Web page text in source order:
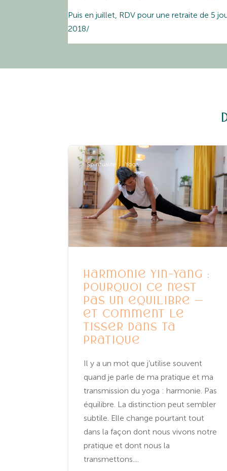
Puis en juillet, RDV pour une retraite de
2018/
Spiritualité Yoga
Harmonie Yin-Yang :
pourquoi ce n’est
pas un équilibre —
et comment le
tisser dans ta
pratique
Il y a un mot que j’utilise souvent
quand je parle de ma pratique et ma
transmission du yoga : harmonie. Pas
équilibre. La distinction peut sembler
subtile. Elle change pourtant tout
dans la façon dont nous vivons notre
pratique et dont nous la
transmettons....